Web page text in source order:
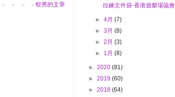
較舊的文章
拉鍊文件袋-香港遊樂場協會
►4月(7)
►3月(8)
►2月(3)
► 1月(8)
► 2020 (81)
► 2019 (60)
► 2018 (64)